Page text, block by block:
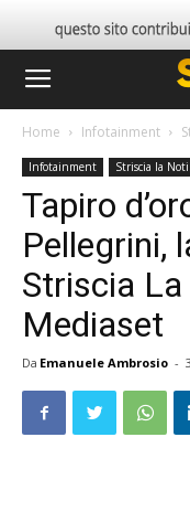
Home Infotainment
Infotainment Striscia la
Tapiro
Pellegrini,
Striscia
Mediaset
Da Emanuele Ambrosio -